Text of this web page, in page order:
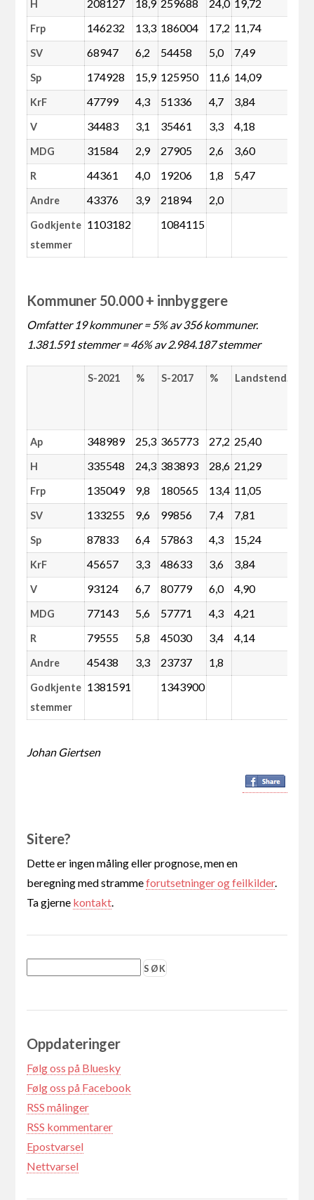
H 208127 18,9 259688 24,0 19,72
Frp 146232 13,3 186004 17,2 11,74
SV 68947 6,2 54458 5,0 7,49
Sp 174928 15,9 125950 11,6 14,09
KrF 47799 4,3 51336 4,7 3,84
V 34483 3,1 35461 3,3 4,18
MDG 31584 2,9 27905 2,6 3,60
R 44361 4,0 19206 1,8 5,47
Andre 43376 3,9 21894 2,0
Godkjente
stemmer
1103182 1084115
Kommuner 50.000 + innbyggere
Omfatter 19 kommuner = 5% av 356 kommuner.
1.381.591 stemmer = 46% av 2.984.187 stemmer
S-2021 % S-2017 % Landstend.
Ap 348989 25,3 365773 27,2 25,40
H 335548 24,3 383893 28,6 21,29
Frp 135049 9,8 180565 13,4 11,05
SV 133255 9,6 99856 7,4 7,81
Sp 87833 6,4 57863 4,3 15,24
KrF 45657 3,3 48633 3,6 3,84
V 93124 6,7 80779 6,0 4,90
MDG 77143 5,6 57771 4,3 4,21
R 79555 5,8 45030 3,4 4,14
Andre 45438 3,3 23737 1,8
Godkjente
stemmer
1381591 1343900
Johan Giertsen
Sitere?
Dette er ingen måling eller prognose, men en
beregning med strammeforutsetninger og feilkilder.
Ta gjerne kontakt.
Oppdateringer
Følg oss på Bluesky
Følg oss på Facebook
RSS målinger
RSS kommentarer
Epostvarsel
Nettvarsel